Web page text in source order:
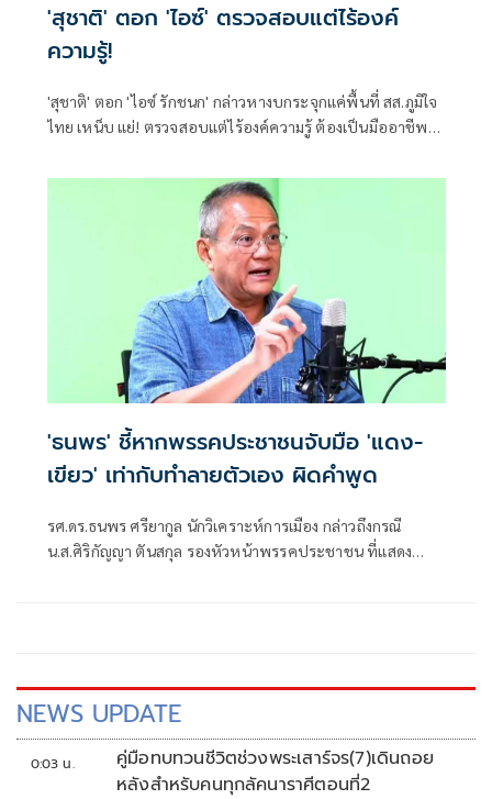
'สุชาติ' ตอก 'ไอซ์' ตรวจสอบแต่ไร้องค์
ความรู้!
'สุชาติ' ตอก 'ไอซ์ รักชนก' กล่าวหางบกระจุกแค่พื้นที่ สส.ภูมิใจ
ไทย เหน็บ แย่! ตรวจสอบแต่ไร้องค์ความรู้ ต้องเป็นมืออาชีพ
ชอบ
'ธนพร' ชี้หากพรรคประชาชนจับมือ 'แดง-
เขียว' เท่ากับทำลายตัวเอง ผิดคำพูด
รศ.ดร.ธนพร ศรียากูล นักวิเคราะห์การเมือง กล่าวถึงกรณี
น.ส.ศิริกัญญา ตันสกุล รองหัวหน้าพรรคประชาชน ที่แสดง
NEWS UPDATE
0:03 น.
คู่มือทบทวนชีวิตช่วงพระเสาร์จร(7)เดินถอย
หลังสำหรับคนทุกลัคนาราศีตอนที่2